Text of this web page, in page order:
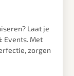
Laat je
Events. Met
zorgen